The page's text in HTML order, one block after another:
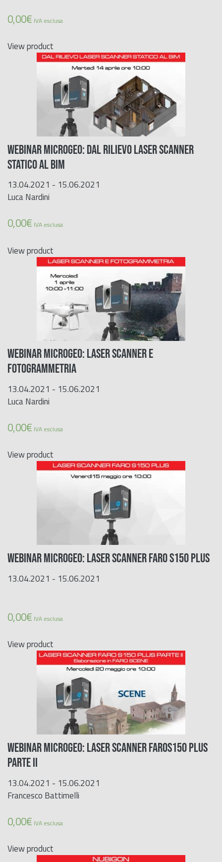
0,00€ IVA esclusa
View product
WEBINAR MICROGEO: Dal RILIEVO LASER SCANNER
STATICO AL BIM
13.04.2021 - 15.06.2021
Luca Nardini
0,00€ IVA esclusa
View product
Webinar Microgeo: Laser Scanner e
Fotogrammetria
13.04.2021 - 15.06.2021
Luca Nardini
0,00€ IVA esclusa
View product
WEBINAR MICROGEO: LASER SCANNER FARO S150 PLUS
13.04.2021 - 15.06.2021
0,00€ IVA esclusa
View product
WEBINAR MICROGEO: LASER SCANNER FAROS150 PLUS
PARTE II
13.04.2021 - 15.06.2021
Francesco Battimelli
0,00€ IVA esclusa
View product